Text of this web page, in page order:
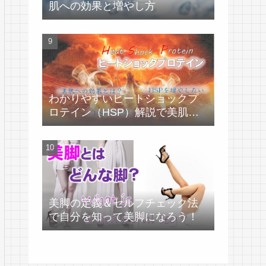
肌への効果と増やし方
わかりやすいヒートショックプ
ロテイン（HSP）解説で美肌づ
くり！
美脚の定義＆セルフチェック法
で自分を知って美脚になろう！